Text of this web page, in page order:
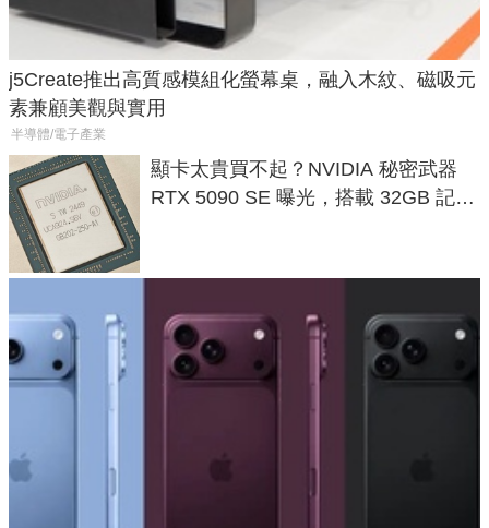
j5Create推出高質感模組化螢幕桌，融入木紋、磁吸元
素兼顧美觀與實用
半導體/電子產業
顯卡太貴買不起？NVIDIA 秘密武器
RTX 5090 SE 曝光，搭載 32GB 記憶